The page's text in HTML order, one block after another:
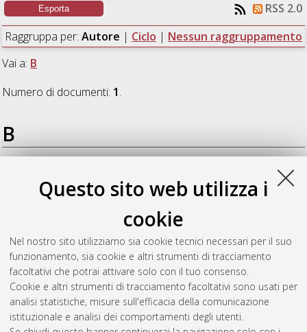
Questo sito web utilizza i
cookie
Nel nostro sito utilizziamo sia cookie tecnici necessari per il suo
funzionamento, sia cookie e altri strumenti di tracciamento
facoltativi che potrai attivare solo con il tuo consenso.
Cookie e altri strumenti di tracciamento facoltativi sono usati per
analisi statistiche, misure sull'efficacia della comunicazione
istituzionale e analisi dei comportamenti degli utenti.
RSS 2.0
Raggruppa per: Autore | Ciclo | Nessun raggruppamento
Vai a: B
Numero di documenti: 1.
B
Development and optimization of
techniques and design parameters for the engineering of
atmospheric pressure plasma devices for biomedical
applications and plasma medicine, [Dissertation thesis], Alma
Mater Studiorum Università di Bologna. Dottorato di ricerca in
Meccanica e scienze avanzate dell'ingegneria, 33 Ciclo. DOI
10.48676/unibo/amsdottorato/9549.
Questa lista e' stata generata il Wed Aug 5 20:32:14 2026